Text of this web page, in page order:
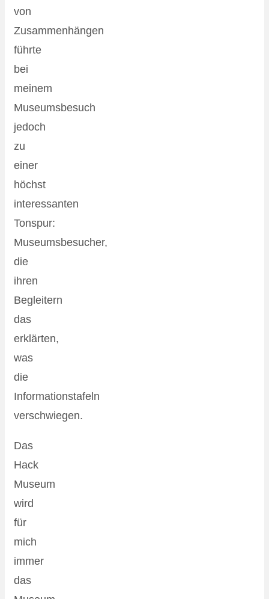
von
Zusammenhängen
führte
bei
meinem
Museumsbesuch
jedoch
zu
einer
höchst
interessanten
Tonspur:
Museumsbesucher,
die
ihren
Begleitern
das
erklärten,
was
die
Informationstafeln
verschwiegen.
Das
Hack
Museum
wird
für
mich
immer
das